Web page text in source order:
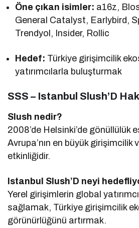
Öne çıkan isimler: a16z,
General Catalyst, Earlybird,
Trendyol, Insider, Rollic
Hedef: Türkiye girişimcilik
yatırımcılarla buluşturmak
SSS – Istanbul Slush’D
Slush nedir?
2008’de Helsinki’de gönüllülük
Avrupa’nın en büyük girişimcilik
etkinliğidir.
Istanbul Slush’D neyi
Yerel girişimlerin global
sağlamak, Türkiye girişimcilik
görünürlüğünü artırmak.